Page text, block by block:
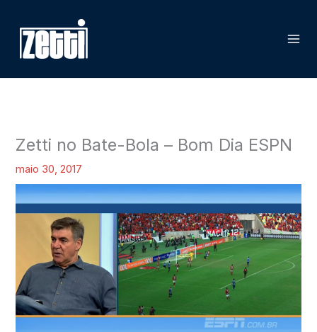
para
conteúdo
Zetti no Bate-Bola – Bom Dia ESPN
maio 30, 2017
e
a
r